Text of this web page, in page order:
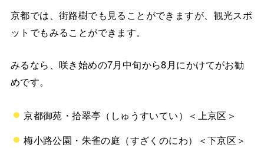
京都では、街路樹でも見ることができますが、観光スポ
ットでもみることができます。
みるなら、咲き始めの7月中旬から8月にかけてがお勧
めです。
京都御苑・拾翠亭（しゅうすいてい）＜上京区＞
梅小路公園・朱雀の庭（すざくのにわ）＜下京区＞